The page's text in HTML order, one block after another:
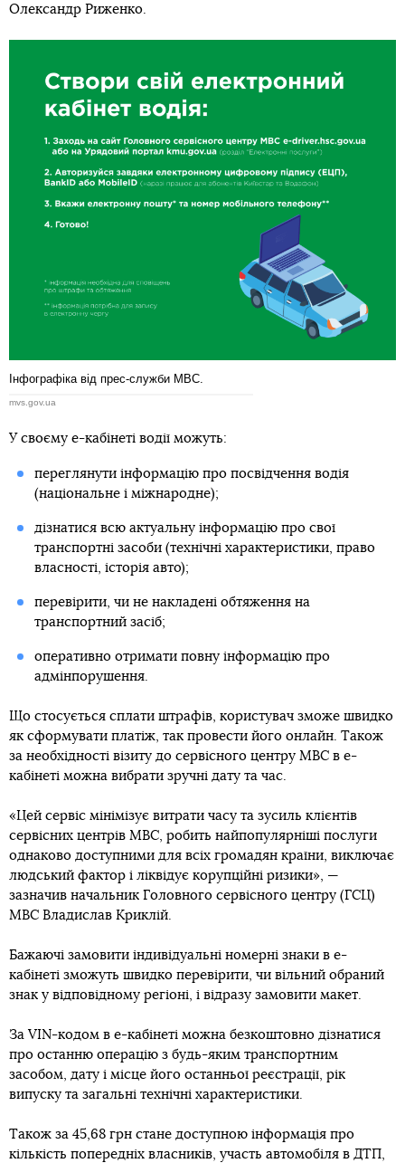
Олександр Риженко.
Інфографіка від прес-служби МВС.
mvs.gov.ua
У своєму е-кабінеті водії можуть:
переглянути інформацію про посвідчення водія
(національне і міжнародне);
дізнатися всю актуальну інформацію про свої
транспортні засоби (технічні характеристики, право
власності, історія авто);
перевірити, чи не накладені обтяження на
транспортний засіб;
оперативно отримати повну інформацію про
адмінпорушення.
Що стосується сплати штрафів, користувач зможе швидко
як сформувати платіж, так провести його онлайн. Також
за необхідності візиту до сервісного центру МВС в е-
кабінеті можна вибрати зручні дату та час.
«Цей сервіс мінімізує витрати часу та зусиль клієнтів
сервісних центрів МВС, робить найпопулярніші послуги
однаково доступними для всіх громадян країни, виключає
людський фактор і ліквідує корупційні ризики», —
зазначив начальник Головного сервісного центру (ГСЦ)
МВС Владислав Криклій.
Бажаючі замовити індивідуальні номерні знаки в е-
кабінеті зможуть швидко перевірити, чи вільний обраний
знак у відповідному регіоні, і відразу замовити макет.
За VIN-кодом в е-кабінеті можна безкоштовно дізнатися
про останню операцію з будь-яким транспортним
засобом, дату і місце його останньої реєстрації, рік
випуску та загальні технічні характеристики.
Також за 45,68 грн стане доступною інформація про
кількість попередніх власників, участь автомобіля в ДТП,